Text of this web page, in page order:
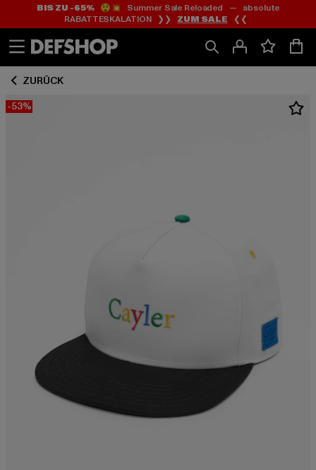
Zum
Inhalt
springen
Zum
Fußzeile
springen
BIS ZU -65%😲💥 Summer Sale Reloaded — absolute
RABATTESKALATION ❯❯ ZUM SALE ❮❮
ZURÜCK
-53%